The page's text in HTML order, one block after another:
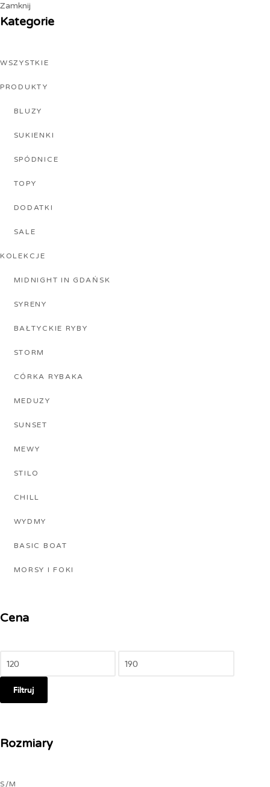
Zamknij
Kategorie
WSZYSTKIE
PRODUKTY
BLUZY
SUKIENKI
SPÓDNICE
TOPY
DODATKI
SALE
KOLEKCJE
MIDNIGHT IN GDAŃSK
SYRENY
BAŁTYCKIE RYBY
STORM
CÓRKA RYBAKA
MEDUZY
SUNSET
MEWY
STILO
CHILL
WYDMY
BASIC BOAT
MORSY I FOKI
Cena
Filtruj
Rozmiary
S/M